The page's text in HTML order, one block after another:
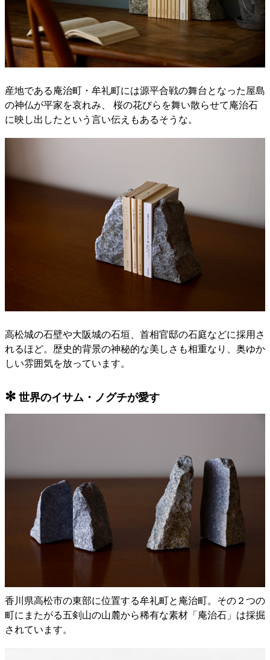
産地である庵治町・牟礼町には源平合戦の舞台となった屋島
の神仏が平家を哀れみ、 桜の花びらを舞い散らせて庵治石
に映し出したという言い伝えもあるそうな。
高松城の石壁や大阪城の石垣、首相官邸の石庭などに採用さ
れるほど。歴史的背景の神秘的な美しさも相重なり、奥ゆか
しい雰囲気を放っています。
✻ 世界のイサム・ノグチが愛す
香川県高松市の東部に位置する牟礼町と庵治町。その２つの
町にまたがる五剣山の山麓から稀有な素材「庵治石」は採掘
されています。